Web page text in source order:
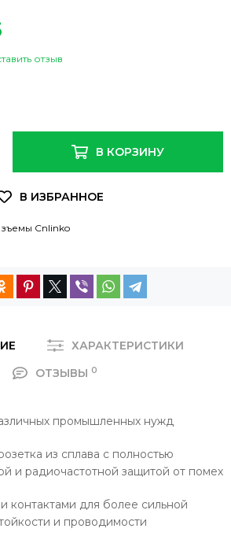
отзыв
В КОРЗИНУ
Cnlinko
ХАРАКТЕРИСТИКИ
ОТЗЫВЫ 0
промышленных нужд
из сплава с полностью
и радиочастотной защитой от помех
контактами для более сильной
и проводимости